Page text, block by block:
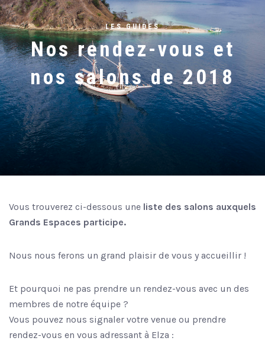
LES GUIDES
Nos rendez-vous et
nos salons de 2018
Vous trouverez ci-dessous une liste des salons auxquels
Grands Espaces participe.
Nous nous ferons un grand plaisir de vous y accueillir !
Et pourquoi ne pas prendre un rendez-vous avec un des
membres de notre équipe ?
Vous pouvez nous signaler votre venue ou prendre
rendez-vous en vous adressant à Elza :